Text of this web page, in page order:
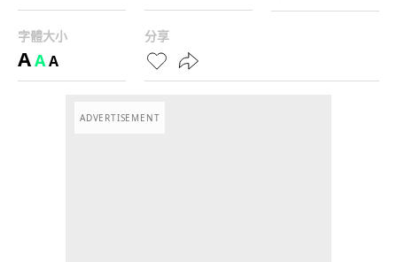
字體大小
AAA
分享
ADVERTISEMENT